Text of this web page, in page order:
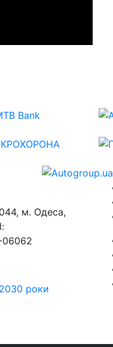
м. Одеса,
06062
2030 роки